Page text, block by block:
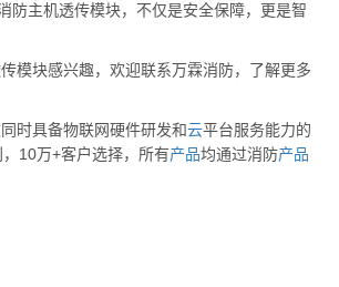
防主机透传模块，不仅是安全保障，更是智
模块感兴趣，欢迎联系万霖消防，了解更多
时具备物联网硬件研发和云平台服务能力的
10万+客户选择，所有产品均通过消防产品